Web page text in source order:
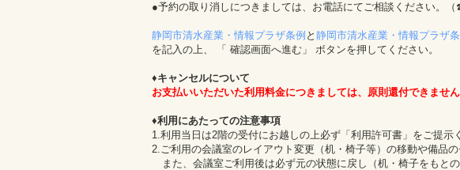
●予約の取り消しにつきましては、お電話にてご相談ください。
静岡市清水産業・情報プラザ条例 と 静岡市清水産業・情報プラザ
を記入の上、 「 確認画面へ進む」 ボタンを押してください。
♦キャンセルについて
お支払いいただいた利用料金につきましては、原則還付できませ
♦利用にあたっての注意事項
1.利用当日は2階の受付にお越しの上必ず「利用許可書」をご提示
2.ご利用の会議室のレイアウト変更（机・椅子等）の移動や備品
また、会議室ご利用後は必ず元の状態に戻し（机・椅子をもと